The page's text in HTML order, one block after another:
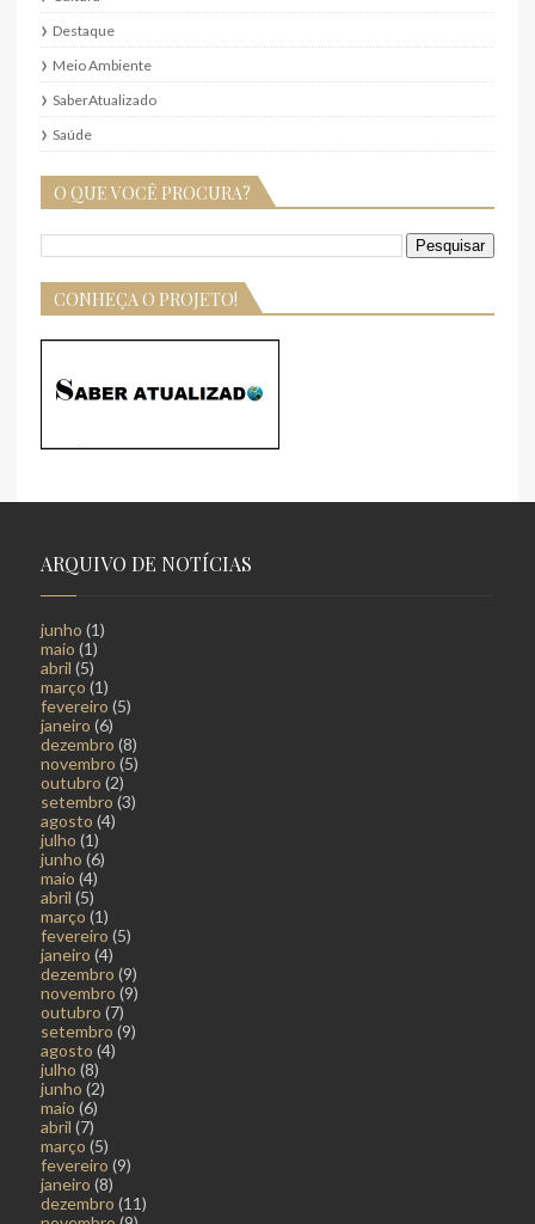
Destaque
Meio Ambiente
SaberAtualizado
Saúde
O QUE VOCÊ PROCURA?
CONHEÇA O PROJETO!
ARQUIVO DE NOTÍCIAS
junho (1)
maio (1)
abril (5)
março (1)
fevereiro (5)
janeiro (6)
dezembro (8)
novembro (5)
outubro (2)
setembro (3)
agosto (4)
julho (1)
junho (6)
maio (4)
abril (5)
março (1)
fevereiro (5)
janeiro (4)
dezembro (9)
novembro (9)
outubro (7)
setembro (9)
agosto (4)
julho (8)
junho (2)
maio (6)
abril (7)
março (5)
fevereiro (9)
janeiro (8)
dezembro (11)